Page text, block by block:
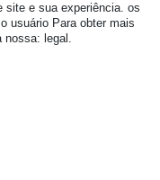
- All rights
see article detail
site e sua experiência. os
usuário Para obter mais
nossa: legal.